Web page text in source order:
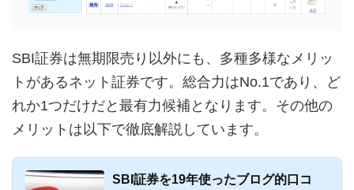
SBI証券は無期限売り以外にも、多種多様なメリッ
トがあるネット証券です。総合力はNo.1であり、ど
れか1つだけだと最有力候補となります。その他の
メリットは以下で徹底解説しています。
SBI証券を19年使ったブログ的口コ